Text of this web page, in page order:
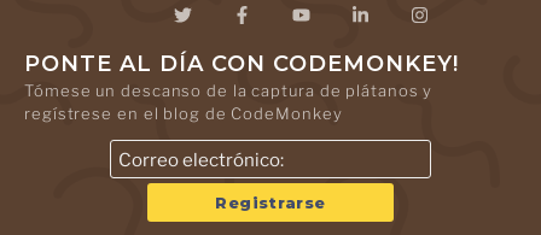
PONTE AL DÍA CON CODEMONKEY!
Tómese un descanso de la captura de plátanos y
regístrese en el blog de CodeMonkey